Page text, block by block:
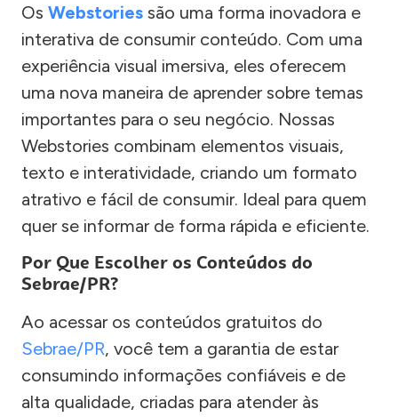
Os Webstories são uma forma inovadora e
interativa de consumir conteúdo. Com uma
experiência visual imersiva, eles oferecem
uma nova maneira de aprender sobre temas
importantes para o seu negócio. Nossas
Webstories combinam elementos visuais,
texto e interatividade, criando um formato
atrativo e fácil de consumir. Ideal para quem
quer se informar de forma rápida e eficiente.
Por Que Escolher os Conteúdos do
Sebrae/PR?
Ao acessar os conteúdos gratuitos do
Sebrae/PR, você tem a garantia de estar
consumindo informações confiáveis e de
alta qualidade, criadas para atender às